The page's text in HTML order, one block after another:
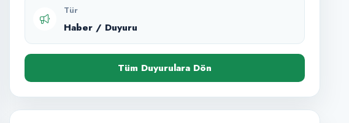
Tür
Haber / Duyuru
Tüm Duyurulara Dön